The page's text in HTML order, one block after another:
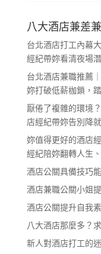
八大酒店兼差
台北酒店打工內幕
經紀帶妳看清夜場
台北酒店兼職推薦
妳打破低薪枷鎖，
厭倦了複雜的環境
店經紀帶妳告別降
妳值得更好的酒店
經紀陪妳翻轉人生
酒店公關具備技巧
酒店兼職公關小姐
酒店公關提升自我
八大酒店那麼多？
新人對酒店打工的